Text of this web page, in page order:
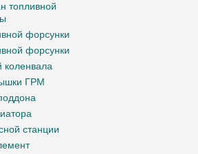
топливной
форсунки
форсунки
коленвала
ГРМ
станции